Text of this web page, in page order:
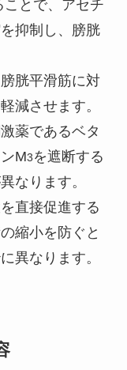
ことで、アセチ
抑制し、膀胱
胱平滑筋に対
減させます。
薬であるベタ
M3を遮断する
なります。
直接促進する
縮小を防ぐと
異なります。